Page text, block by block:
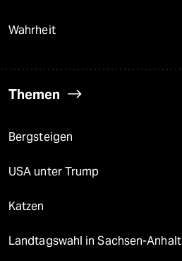
Wahrheit
Themen
Bergsteigen
USA unter Trump
Katzen
Landtagswahl in Sachsen-Anhalt